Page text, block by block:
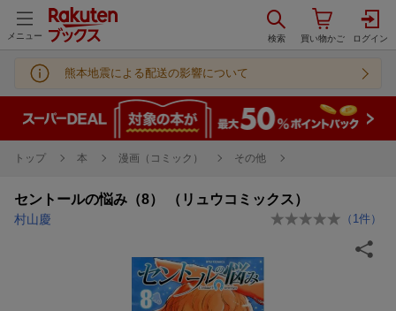
メニュー
熊本地震による配送の影響について
トップ 本 漫画（コミック） その他
セントールの悩み（8） （リュウコミックス）
村山慶 （ 1 件）